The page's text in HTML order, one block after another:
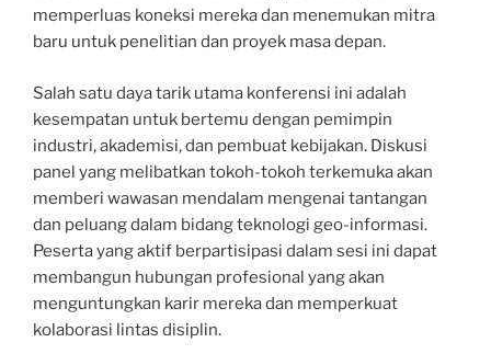
memperluas koneksi mereka dan menemukan mitra
baru untuk penelitian dan proyek masa depan.
Salah satu daya tarik utama konferensi ini adalah
kesempatan untuk bertemu dengan pemimpin
industri, akademisi, dan pembuat kebijakan. Diskusi
panel yang melibatkan tokoh-tokoh terkemuka akan
memberi wawasan mendalam mengenai tantangan
dan peluang dalam bidang teknologi geo-informasi.
Peserta yang aktif berpartisipasi dalam sesi ini dapat
membangun hubungan profesional yang akan
menguntungkan karir mereka dan memperkuat
kolaborasi lintas disiplin.